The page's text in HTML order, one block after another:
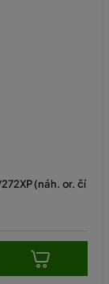
(náh. or. čí